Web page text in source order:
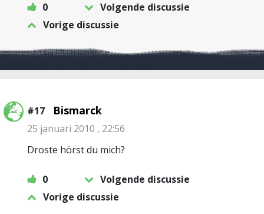
0
Volgende discussie
Vorige discussie
#17 Bismarck
25 januari 2010 , 22:56
Droste hörst du mich?
0
Volgende discussie
Vorige discussie